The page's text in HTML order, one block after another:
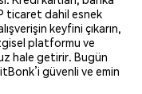
ticaret dahil esnek
keyfini çıkarın,
platformu ve
hale getirir. Bugün
güvenli ve emin